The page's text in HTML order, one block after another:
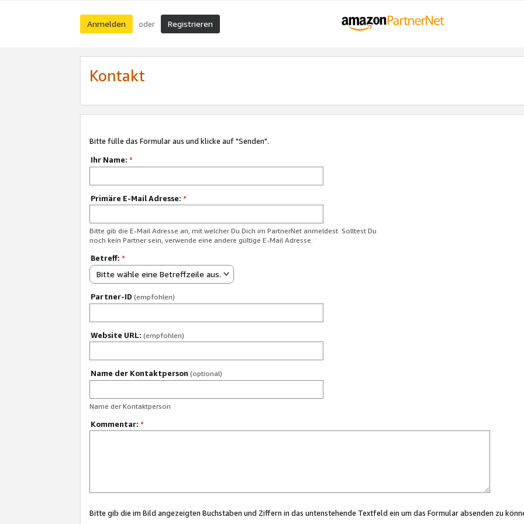
Anmelden oder Registrieren
Kontakt
Bitte fülle das Formular aus und klicke auf "Senden".
Ihr Name: *
Primäre E-Mail Adresse: *
Bitte gib die E-Mail Adresse an, mit welcher Du Dich im PartnerNet anmeldest. Solltest Du
noch kein Partner sein, verwende eine andere gültige E-Mail Adresse.
Betreff: *
Bitte wähle eine Betreffzeile aus.
Partner-ID (empfohlen)
Website URL: (empfohlen)
Name der Kontaktperson (optional)
Name der Kontaktperson
Kommentar: *
Bitte gib die im Bild angezeigten Buchstaben und Ziffern in das untenstehende Textfeld ein um das Formular absenden zu